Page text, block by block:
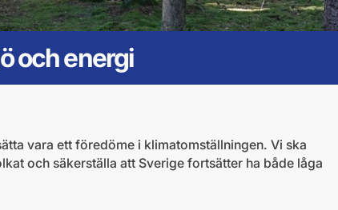
och energi
vara ett föredöme i klimatomställningen. Vi ska
och säkerställa att Sverige fortsätter ha både låga